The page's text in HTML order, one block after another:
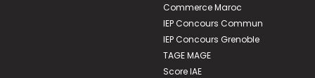
Commerce Maroc
IEP Concours Commun
IEP Concours Grenoble
TAGE MAGE
Score IAE